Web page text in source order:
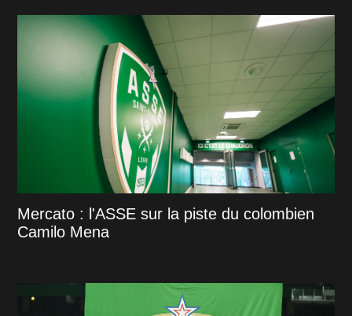
Mercato : l'ASSE sur la piste du colombien
Camilo Mena